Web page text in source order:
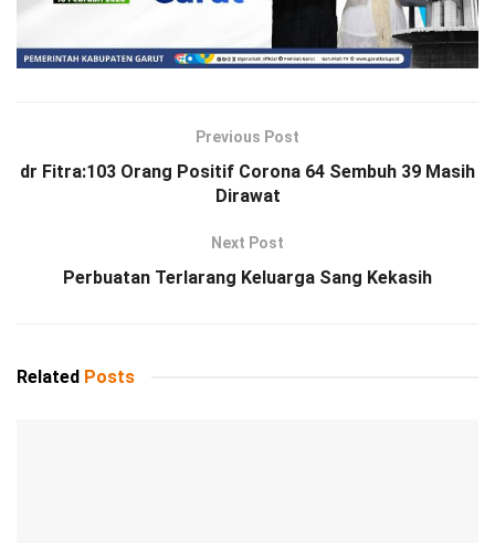
Previous Post
dr Fitra:103 Orang Positif Corona 64 Sembuh 39 Masih
Dirawat
Next Post
Perbuatan Terlarang Keluarga Sang Kekasih
Related Posts